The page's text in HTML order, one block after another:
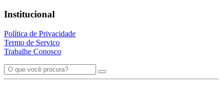
Institucional
Política de Privacidade
Termo de Serviço
Trabalhe Conosco